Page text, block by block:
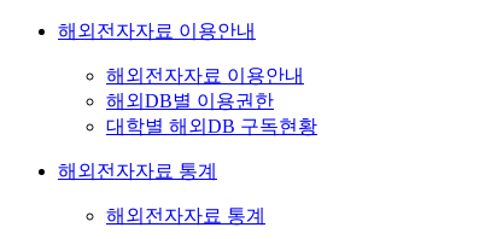
해외전자자료 이용안내
해외전자자료 이용안내
해외DB별 이용권한
대학별 해외DB 구독현황
해외전자자료 통계
해외전자자료 통계